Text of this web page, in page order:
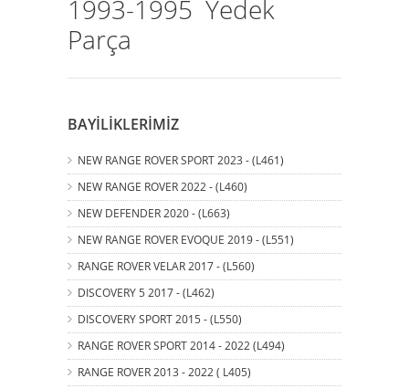
1993-1995 Yedek
Parça
BAYİLİKLERİMİZ
NEW RANGE ROVER SPORT 2023 - (L461)
NEW RANGE ROVER 2022 - (L460)
NEW DEFENDER 2020 - (L663)
NEW RANGE ROVER EVOQUE 2019 - (L551)
RANGE ROVER VELAR 2017 - (L560)
DISCOVERY 5 2017 - (L462)
DISCOVERY SPORT 2015 - (L550)
RANGE ROVER SPORT 2014 - 2022 (L494)
RANGE ROVER 2013 - 2022 ( L405)